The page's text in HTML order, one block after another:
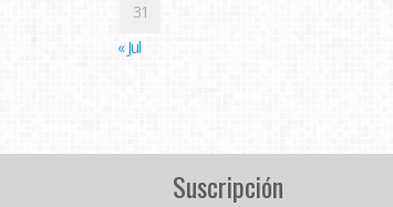
31
« Jul
Suscripción